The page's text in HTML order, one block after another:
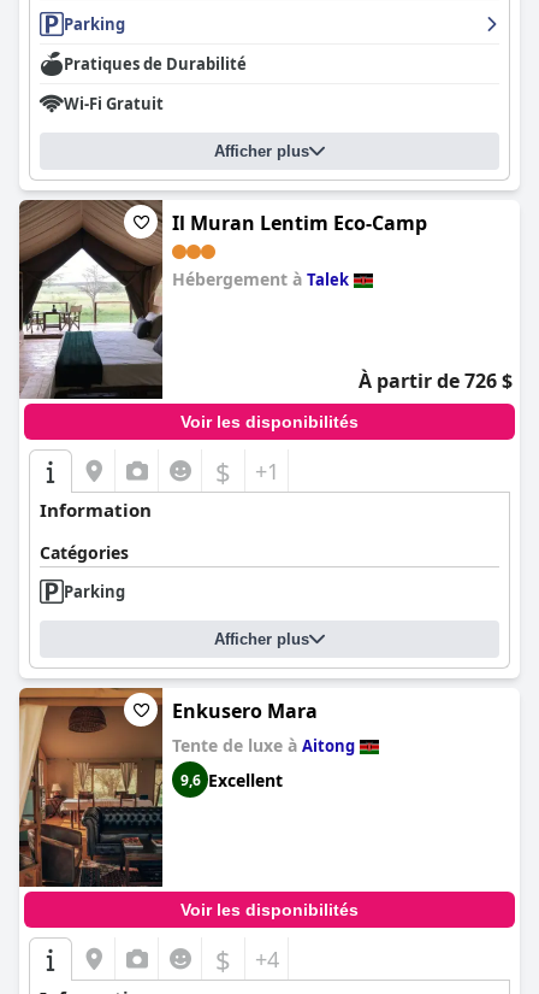
Parking
Pratiques de Durabilité
Wi-Fi Gratuit
Afficher plus
Il Muran Lentim Eco-Camp
Hébergement à Talek
À partir de 726 $
Voir les disponibilités
$ +1
Information
Catégories
Parking
Afficher plus
Enkusero Mara
Tente de luxe à Aitong
9,6 Excellent
Voir les disponibilités
$ +4